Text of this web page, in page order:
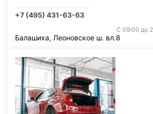
+7 (495) 431-63-63
С 09:00 до
Балашиха, Леоновское ш. вл.8